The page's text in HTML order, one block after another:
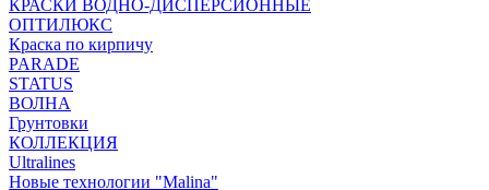
КРАСКИ ВОДНО-ДИСПЕРСИОННЫЕ
ОПТИЛЮКС
Краска по кирпичу
PARADE
STATUS
ВОЛНА
Грунтовки
КОЛЛЕКЦИЯ
Ultralines
Новые технологии "Malina"